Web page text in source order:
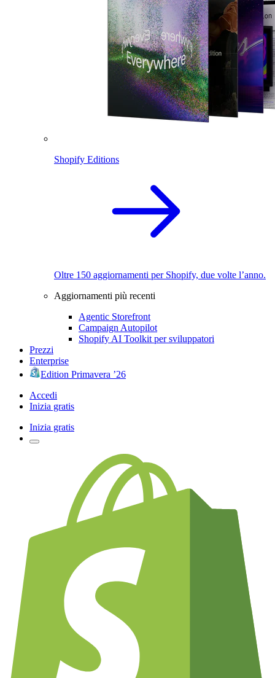
Shopify Editions
Oltre 150 aggiornamenti per Shopify, due volte l’anno.
Aggiornamenti più recenti
Agentic Storefront
Campaign Autopilot
Shopify AI Toolkit per sviluppatori
Prezzi
Enterprise
Edition Primavera ’26
Accedi
Inizia gratis
Inizia gratis